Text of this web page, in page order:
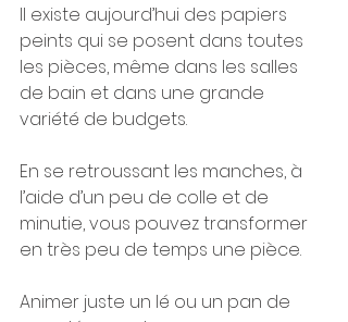
Il existe aujourd’hui des papiers
peints qui se posent dans toutes
les pièces, même dans les salles
de bain et dans une grande
variété de budgets.
En se retroussant les manches, à
l’aide d’un peu de colle et de
minutie, vous pouvez transformer
en très peu de temps une pièce.
Animer juste un lé ou un pan de